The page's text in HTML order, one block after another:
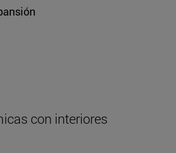
con interiores